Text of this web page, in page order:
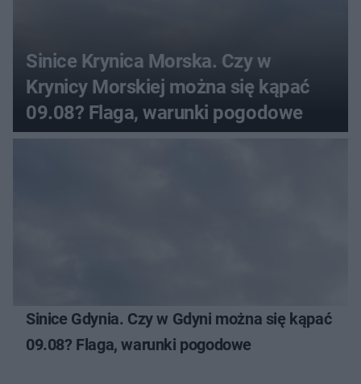
Sinice Krynica Morska. Czy w
Krynicy Morskiej można się kąpać
09.08? Flaga, warunki pogodowe
Sinice Gdynia. Czy w Gdyni można się kąpać
09.08? Flaga, warunki pogodowe